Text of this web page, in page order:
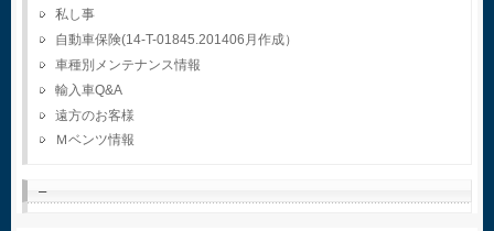
私し事
自動車保険(14-T-01845.201406月作成）
車種別メンテナンス情報
輸入車Q&A
遠方のお客様
Ｍベンツ情報
–